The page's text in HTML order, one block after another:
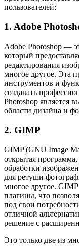
пользователей:
1. Adobe
Adobe Photoshop —
который
редактирования
многое другое. Эта
инструментов и
создавать
Photoshop является
области дизайна и
2. GIMP
GIMP (GNU Image
открытая программа,
обработки
для ретуши
многое другое.
плагины, что
под свои
отличной
решение с
Это только две из